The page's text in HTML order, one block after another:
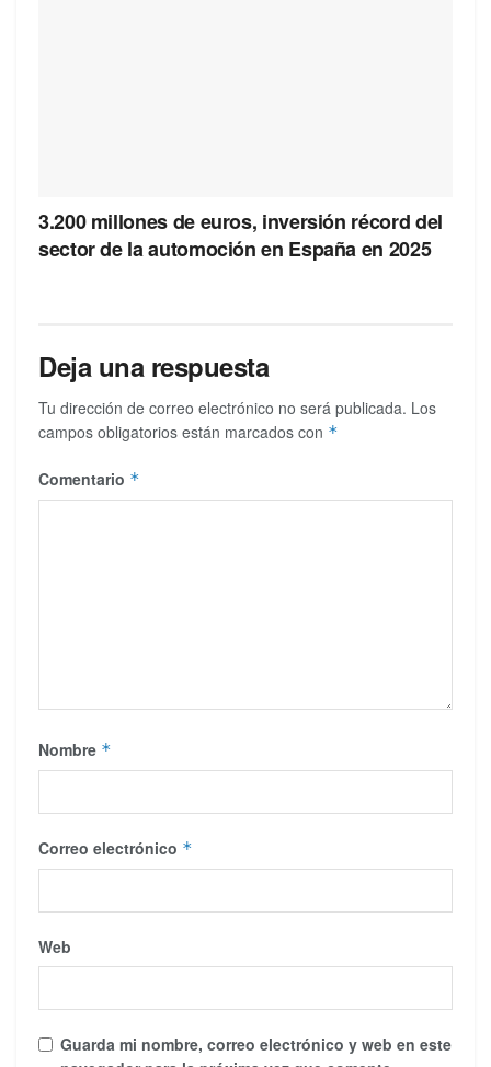
3.200 millones de euros, inversión récord del
sector de la automoción en España en 2025
Deja una respuesta
Tu dirección de correo electrónico no será publicada. Los
campos obligatorios están marcados con *
Comentario *
Nombre *
Correo electrónico *
Web
Guarda mi nombre, correo electrónico y web en este